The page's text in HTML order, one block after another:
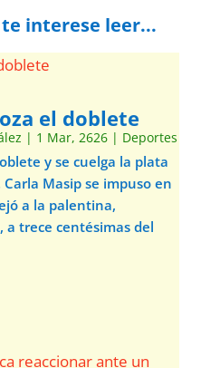
interese leer...
el doblete
| 1 Mar, 2626| Deportes
y se cuelga la plata
Masip se impuso en
a la palentina,
a trece centésimas del